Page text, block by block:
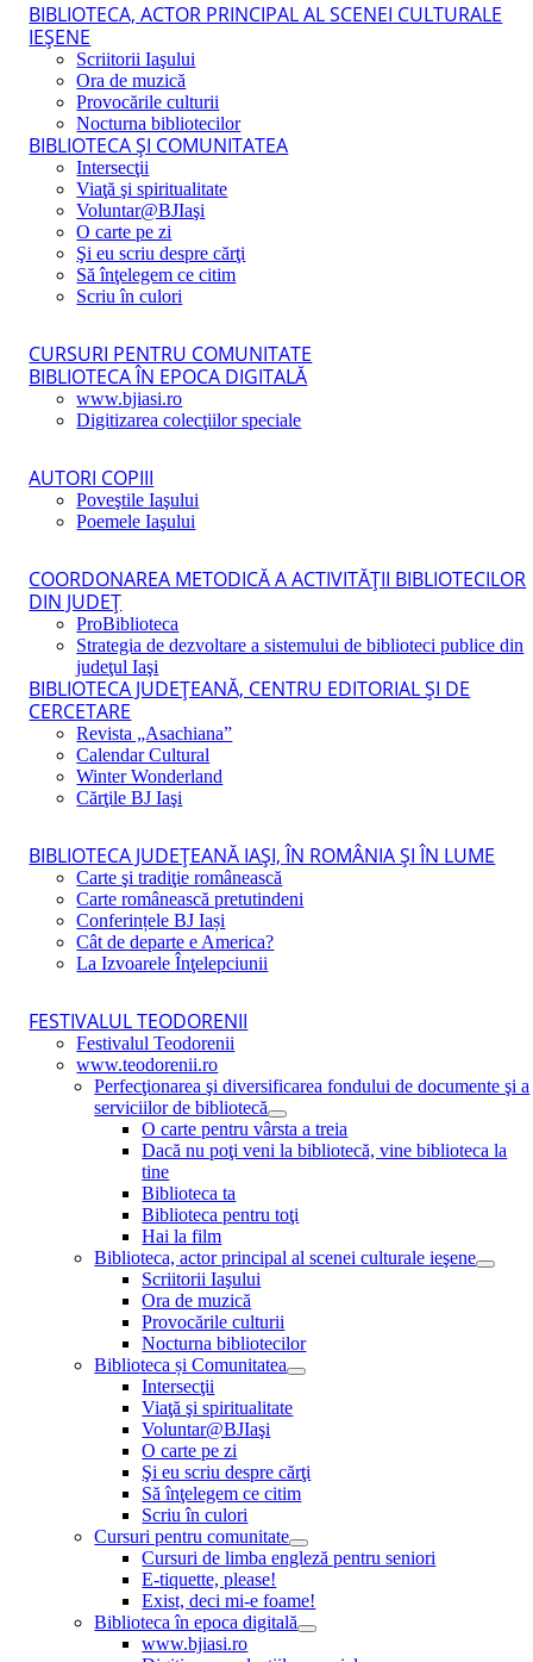
BIBLIOTECA, ACTOR PRINCIPAL AL SCENEI CULTURALE
IEŞENE
Scriitorii Iaşului
Ora de muzică
Provocările culturii
Nocturna bibliotecilor
BIBLIOTECA ŞI COMUNITATEA
Intersecţii
Viaţă şi spiritualitate
Voluntar@BJIaşi
O carte pe zi
Şi eu scriu despre cărţi
Să înţelegem ce citim
Scriu în culori
CURSURI PENTRU COMUNITATE
BIBLIOTECA ÎN EPOCA DIGITALĂ
www.bjiasi.ro
Digitizarea colecţiilor speciale
AUTORI COPIII
Poveştile Iaşului
Poemele Iaşului
COORDONAREA METODICĂ A ACTIVITĂŢII BIBLIOTECILOR
DIN JUDEŢ
ProBiblioteca
Strategia de dezvoltare a sistemului de biblioteci publice din
judeţul Iaşi
BIBLIOTECA JUDEŢEANĂ, CENTRU EDITORIAL ŞI DE
CERCETARE
Revista „Asachiana”
Calendar Cultural
Winter Wonderland
Cărţile BJ Iaşi
BIBLIOTECA JUDEŢEANĂ IAŞI, ÎN ROMÂNIA ŞI ÎN LUME
Carte şi tradiţie românească
Carte românească pretutindeni
Conferințele BJ Iași
Cât de departe e America?
La Izvoarele Înţelepciunii
FESTIVALUL TEODORENII
Festivalul Teodorenii
www.teodorenii.ro
Perfecţionarea şi diversificarea fondului de documente şi a
serviciilor de bibliotecă
O carte pentru vârsta a treia
Dacă nu poţi veni la bibliotecă, vine biblioteca la
tine
Biblioteca ta
Biblioteca pentru toţi
Hai la film
Biblioteca, actor principal al scenei culturale ieşene
Scriitorii Iaşului
Ora de muzică
Provocările culturii
Nocturna bibliotecilor
Biblioteca și Comunitatea
Intersecţii
Viaţă şi spiritualitate
Voluntar@BJIaşi
O carte pe zi
Şi eu scriu despre cărţi
Să înţelegem ce citim
Scriu în culori
Cursuri pentru comunitate
Cursuri de limba engleză pentru seniori
E-tiquette, please!
Exist, deci mi-e foame!
Biblioteca în epoca digitală
www.bjiasi.ro